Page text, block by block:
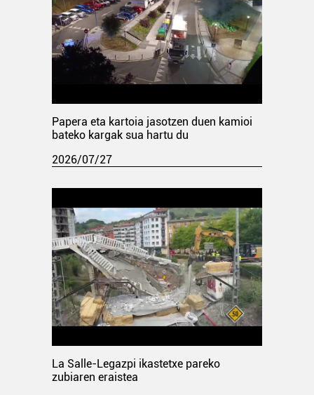
Papera eta kartoia jasotzen duen kamioi
bateko kargak sua hartu du
2026/07/27
La Salle-Legazpi ikastetxe pareko
zubiaren eraistea